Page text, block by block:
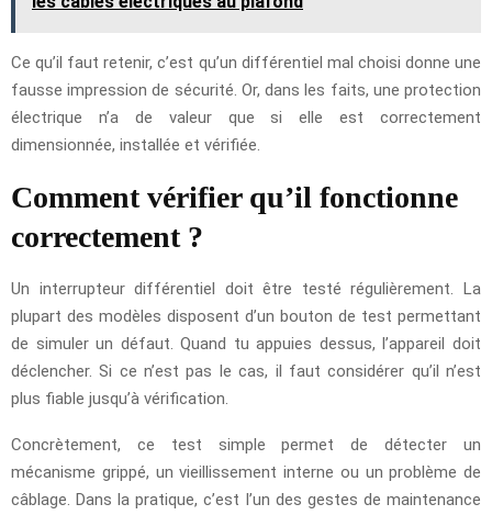
Ce qu’il faut retenir, c’est qu’un différentiel mal choisi donne une
fausse impression de sécurité. Or, dans les faits, une protection
électrique n’a de valeur que si elle est correctement
dimensionnée, installée et vérifiée.
Comment vérifier qu’il fonctionne
correctement ?
Un interrupteur différentiel doit être testé régulièrement. La
plupart des modèles disposent d’un bouton de test permettant
de simuler un défaut. Quand tu appuies dessus, l’appareil doit
déclencher. Si ce n’est pas le cas, il faut considérer qu’il n’est
plus fiable jusqu’à vérification.
Concrètement, ce test simple permet de détecter un
mécanisme grippé, un vieillissement interne ou un problème de
câblage. Dans la pratique, c’est l’un des gestes de maintenance